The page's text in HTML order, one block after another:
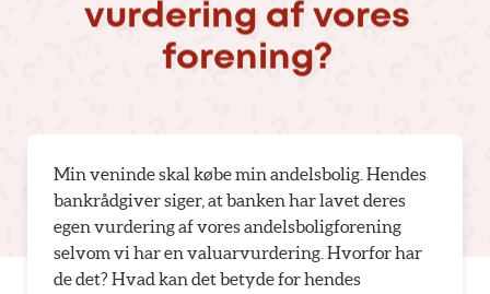
vurdering af vores
forening?
Min veninde skal købe min andelsbolig. Hendes
bankrådgiver siger, at banken har lavet deres
egen vurdering af vores andelsboligforening
selvom vi har en valuarvurdering. Hvorfor har
de det? Hvad kan det betyde for hendes